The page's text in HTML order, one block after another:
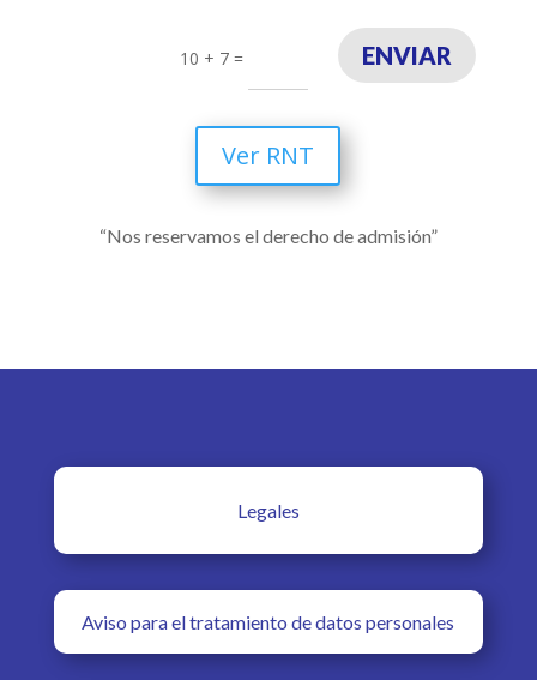
10 + 7 = ENVIAR
Ver RNT
“Nos reservamos el derecho de admisión”
Legales
Aviso para el tratamiento de datos personales